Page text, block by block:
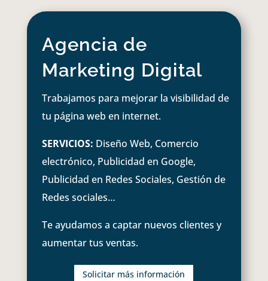
Agencia de
Marketing Digital
Trabajamos para mejorar la visibilidad de
tu página web en internet.
SERVICIOS: Diseño Web, Comercio
electrónico, Publicidad en Google,
Publicidad en Redes Sociales, Gestión de
Redes sociales…
Te ayudamos a captar nuevos clientes y
aumentar tus ventas.
Solicitar más información